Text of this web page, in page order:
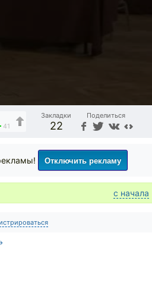
41
Закладки
22
Поделиться
Отключить рекламу
с начала